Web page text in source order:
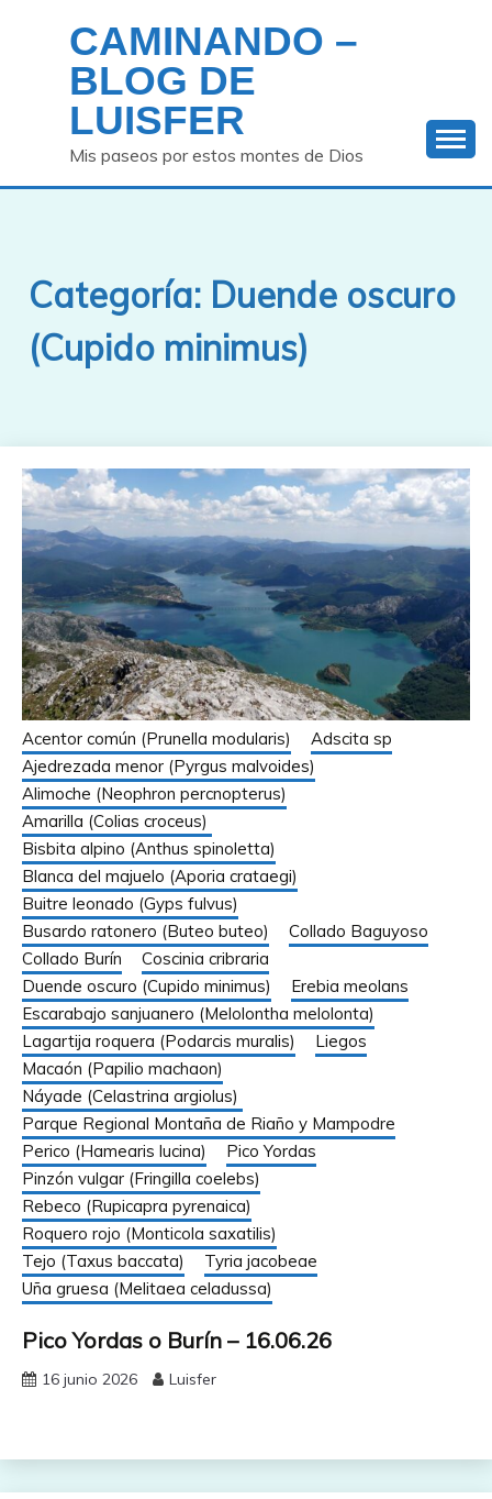
contenido
CAMINANDO –
BLOG DE
LUISFER
Mis paseos por estos montes de Dios
Categoría: Duende oscuro
(Cupido minimus)
Acentor común (Prunella modularis)
Adscita sp
Ajedrezada menor (Pyrgus malvoides)
Alimoche (Neophron percnopterus)
Amarilla (Colias croceus)
Bisbita alpino (Anthus spinoletta)
Blanca del majuelo (Aporia crataegi)
Buitre leonado (Gyps fulvus)
Busardo ratonero (Buteo buteo)
Collado Baguyoso
Collado Burín
Coscinia cribraria
Duende oscuro (Cupido minimus)
Erebia meolans
Escarabajo sanjuanero (Melolontha melolonta)
Lagartija roquera (Podarcis muralis)
Liegos
Macaón (Papilio machaon)
Náyade (Celastrina argiolus)
Parque Regional Montaña de Riaño y Mampodre
Perico (Hamearis lucina)
Pico Yordas
Pinzón vulgar (Fringilla coelebs)
Rebeco (Rupicapra pyrenaica)
Roquero rojo (Monticola saxatilis)
Tejo (Taxus baccata)
Tyria jacobeae
Uña gruesa (Melitaea celadussa)
Pico Yordas o Burín – 16.06.26
16 junio 2026 Luisfer